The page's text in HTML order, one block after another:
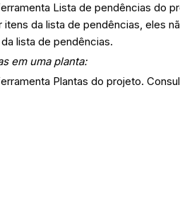
Lista de pendências do
da lista de pendências, eles
lista de pendências.
em uma planta:
Plantas do projeto.